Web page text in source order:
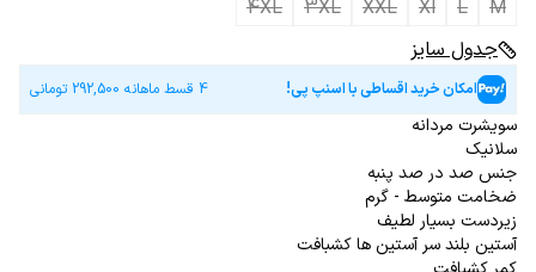
M
L
Xl
XXL
3XL
4XL
جدول سایز
امکان خرید اقساطی با اسنپ پی! 4 قسط ماهانه 292,500 تومانی
سویشرت مردانه
سلانیک
جنس صد در صد پنبه
ضخامت متوسط - گرم
زیردست بسیار لطیف
آستین بلند سر آستین ها کشبافت